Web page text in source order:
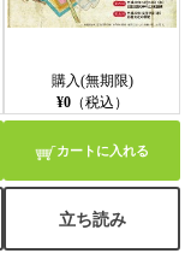
購入(無期限)
¥0（税込）
カートに入れる
立ち読み